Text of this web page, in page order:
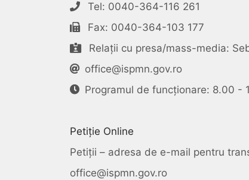
Tel: 0040-364-116 261
Fax: 0040-364-103 177
Relații cu presa/mass-media:
office@ispmn.gov.ro
Programul de funcționare: 8.00 -
Petiție Online
Petiții – adresa de e-mail pentru
office@ispmn.gov.ro